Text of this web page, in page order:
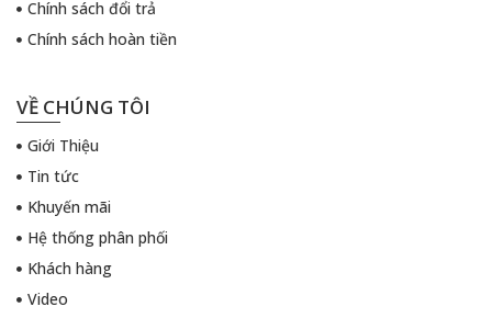
Chính sách đổi trả
Chính sách hoàn tiền
VỀ CHÚNG TÔI
Giới Thiệu
Tin tức
Khuyến mãi
Hệ thống phân phối
Khách hàng
Video